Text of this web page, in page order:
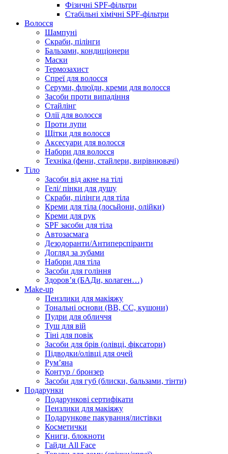
Фізичні SPF-фільтри
Стабільні хімічні SPF-фільтри
Волосся
Шампуні
Скраби, пілінги
Бальзами, кондиціонери
Маски
Термозахист
Спреї для волосся
Серуми, флюїди, креми для волосся
Засоби проти випадіння
Стайлінг
Олії для волосся
Проти лупи
Щітки для волосся
Аксесуари для волосся
Набори для волосся
Техніка (фени, стайлери, вирівнювачі)
Тіло
Засоби від акне на тілі
Гелі/ пінки для душу
Скраби, пілінги для тіла
Креми для тіла (лосьйони, олійки)
Креми для рук
SPF засоби для тіла
Автозасмага
Дезодоранти/Антиперспіранти
Догляд за зубами
Набори для тіла
Засоби для гоління
Здоровʼя (БАДи, колаген…)
Make-up
Пензлики для макіяжу
Тональні основи (BB, CC, кушони)
Пудри для обличчя
Туш для вій
Тіні для повік
Засоби для брів (олівці, фіксатори)
Підводки/олівці для очей
Румʼяна
Контур / бронзер
Засоби для губ (блиски, бальзами, тінти)
Подарунки
Подарункові сертифікати
Пензлики для макіяжу
Подарункове пакування/листівки
Косметички
Книги, блокноти
Гайди All Face